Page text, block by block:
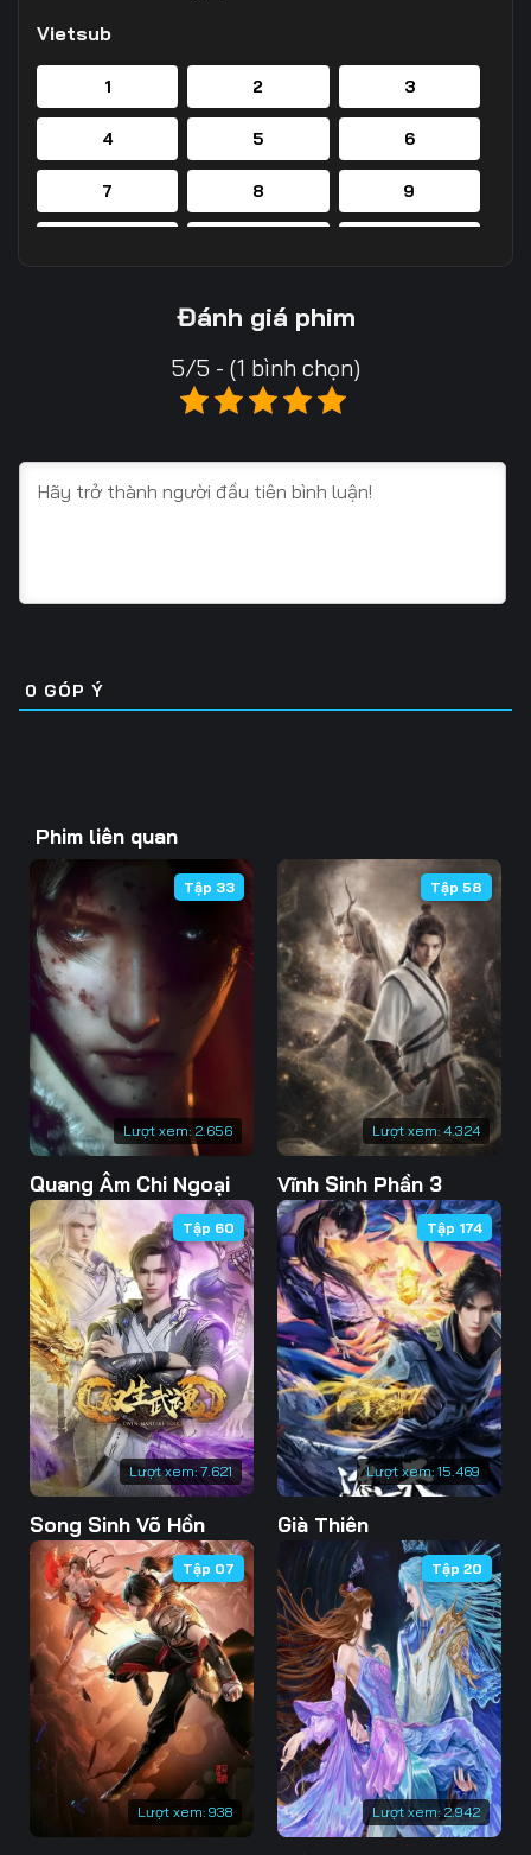
Vietsub
1 2 3
4 5 6
7 8 9
20
25 26
31 32 33
37 38 39
47 48
49 51
52 54
55 57
58 60
61 63
64 66
67 68 69
70 71 72
73 75
76 77 78
79 80 81
82 83 84
85 86 87
88 89 90
91 92 93
94 95 96
97 98 99
100 102
Đánh giá phim
5/5 - (1 bình chọn)
0 GÓP Ý
Phim liên quan
Lượt xem: 2.656
Tập 33
Quang Âm Chi Ngoại
Lượt xem: 4.324
Tập 58
Vĩnh Sinh Phần 3
Lượt xem:7.621
Tập 60
Song Sinh Võ Hồn
Lượt xem: 15.469
Tập 174
Già Thiên
Lượt xem: 938
Tập 07
Lượt xem:2.942
Tập 20